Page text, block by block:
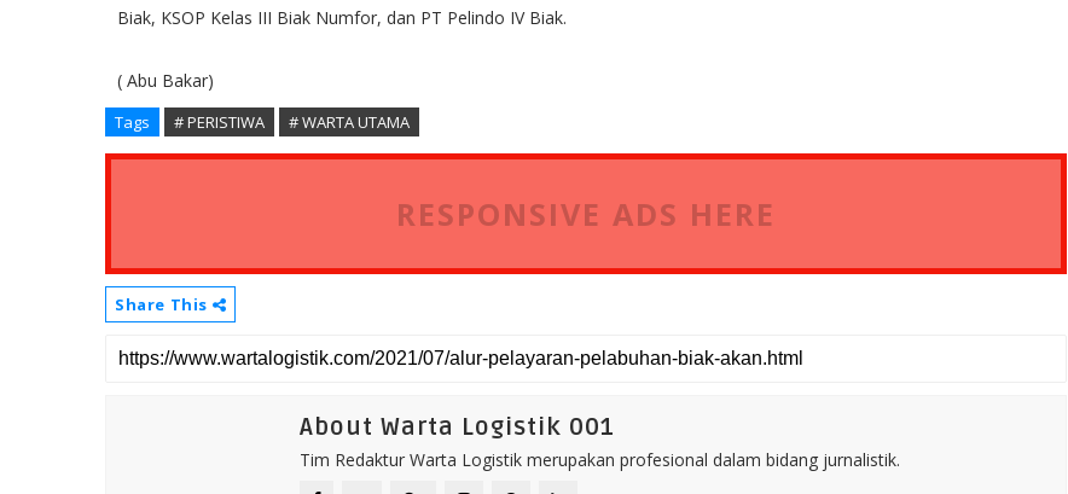
Biak, KSOP Kelas III Biak Numfor, dan PT Pelindo IV Biak.
( Abu Bakar)
Tags # PERISTIWA # WARTA UTAMA
RESPONSIVE ADS HERE
Share This
About Warta Logistik 001
Tim Redaktur Warta Logistik merupakan profesional dalam bidang jurnalistik.